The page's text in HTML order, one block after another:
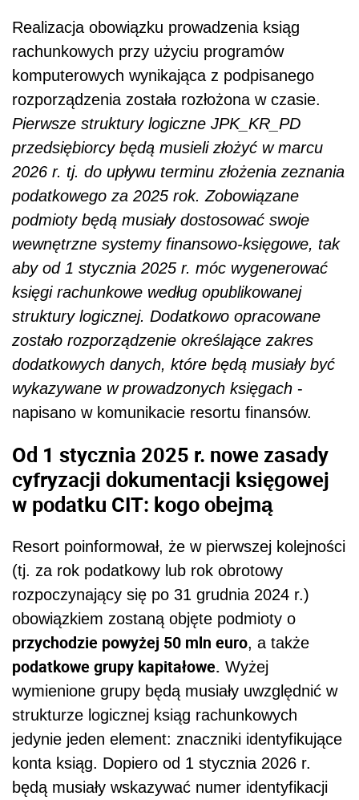
Realizacja obowiązku prowadzenia ksiąg
rachunkowych przy użyciu programów
komputerowych wynikająca z podpisanego
rozporządzenia została rozłożona w czasie.
Pierwsze struktury logiczne JPK_KR_PD
przedsiębiorcy będą musieli złożyć w marcu
2026 r. tj. do upływu terminu złożenia zeznania
podatkowego za 2025 rok. Zobowiązane
podmioty będą musiały dostosować swoje
wewnętrzne systemy finansowo-księgowe, tak
aby od 1 stycznia 2025 r. móc wygenerować
księgi rachunkowe według opublikowanej
struktury logicznej. Dodatkowo opracowane
zostało rozporządzenie określające zakres
dodatkowych danych, które będą musiały być
wykazywane w prowadzonych księgach -
napisano w komunikacie resortu finansów.
Od 1 stycznia 2025 r. nowe zasady
cyfryzacji dokumentacji księgowej
w podatku CIT: kogo obejmą
Resort poinformował, że w pierwszej kolejności
(tj. za rok podatkowy lub rok obrotowy
rozpoczynający się po 31 grudnia 2024 r.)
obowiązkiem zostaną objęte podmioty o
przychodzie powyżej 50 mln euro, a także
podatkowe grupy kapitałowe. Wyżej
wymienione grupy będą musiały uwzględnić w
strukturze logicznej ksiąg rachunkowych
jedynie jeden element: znaczniki identyfikujące
konta ksiąg. Dopiero od 1 stycznia 2026 r.
będą musiały wskazywać numer identyfikacji